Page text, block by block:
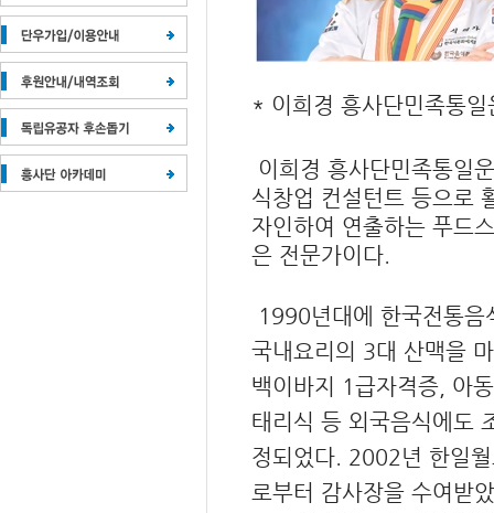
* 이희경 흥사단민족통일
이희경 흥사단민족통일
식창업 컨설턴트 등으로
자인하여 연출하는 푸드
은 전문가이다.
1990년대에 한국전통음
국내요리의 3대 산맥을
백이바지 1급자격증, 아
태리식 등 외국음식에도
정되었다. 2002년 한일
로부터 감사장을 수여받